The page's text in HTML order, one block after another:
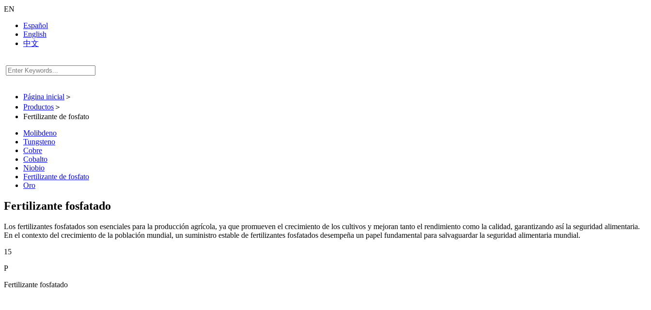
EN
Español
English
中文
Página inicial ＞
Productos ＞
Fertilizante de fosfato
Molibdeno
Tungsteno
Cobre
Cobalto
Niobio
Fertilizante de fosfato
Oro
Fertilizante fosfatado
Los fertilizantes fosfatados son esenciales para la producción agrícola, ya que promueven el crecimiento de los cultivos y mejoran tanto el rendimiento como la calidad, garantizando así la seguridad alimentaria.
En el contexto del crecimiento de la población mundial, un suministro estable de fertilizantes fosfatados desempeña un papel fundamental para salvaguardar la seguridad alimentaria mundial.
15
P
Fertilizante fosfatado